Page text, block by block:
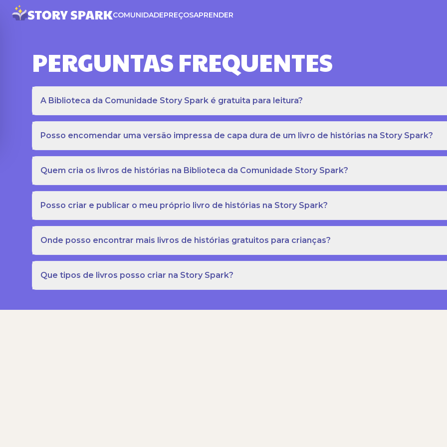
COMUNIDADEPREÇOSAPRENDER
PERGUNTAS FREQUENTES
A Biblioteca da Comunidade Story Spark é gratuita para leitura?
Posso encomendar uma versão impressa de capa dura de um livro de histórias na Story Spark?
Quem cria os livros de histórias na Biblioteca da Comunidade Story Spark?
Posso criar e publicar o meu próprio livro de histórias na Story Spark?
Onde posso encontrar mais livros de histórias gratuitos para crianças?
Que tipos de livros posso criar na Story Spark?